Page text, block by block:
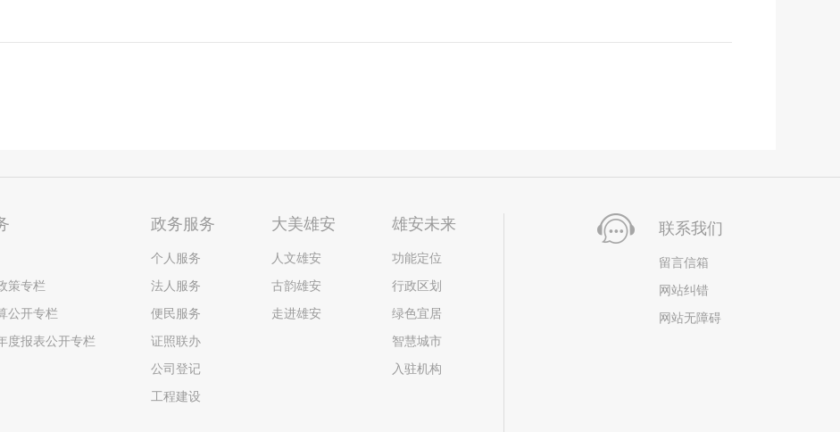
策专栏
公开专栏
度报表公开专栏
政务服务
个人服务
法人服务
便民服务
证照联办
公司登记
工程建设
大美雄安
人文雄安
古韵雄安
走进雄安
雄安未来
功能定位
行政区划
绿色宜居
智慧城市
入驻机构
联系我们
留言信箱
网站纠错
网站无障碍